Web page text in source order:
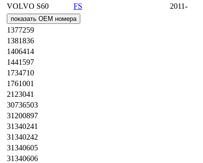
VOLVO S60 FS 2011-
показать OEM номера
1377259
1381836
1406414
1441597
1734710
1761001
2123041
30736503
31200897
31340241
31340242
31340605
31340606